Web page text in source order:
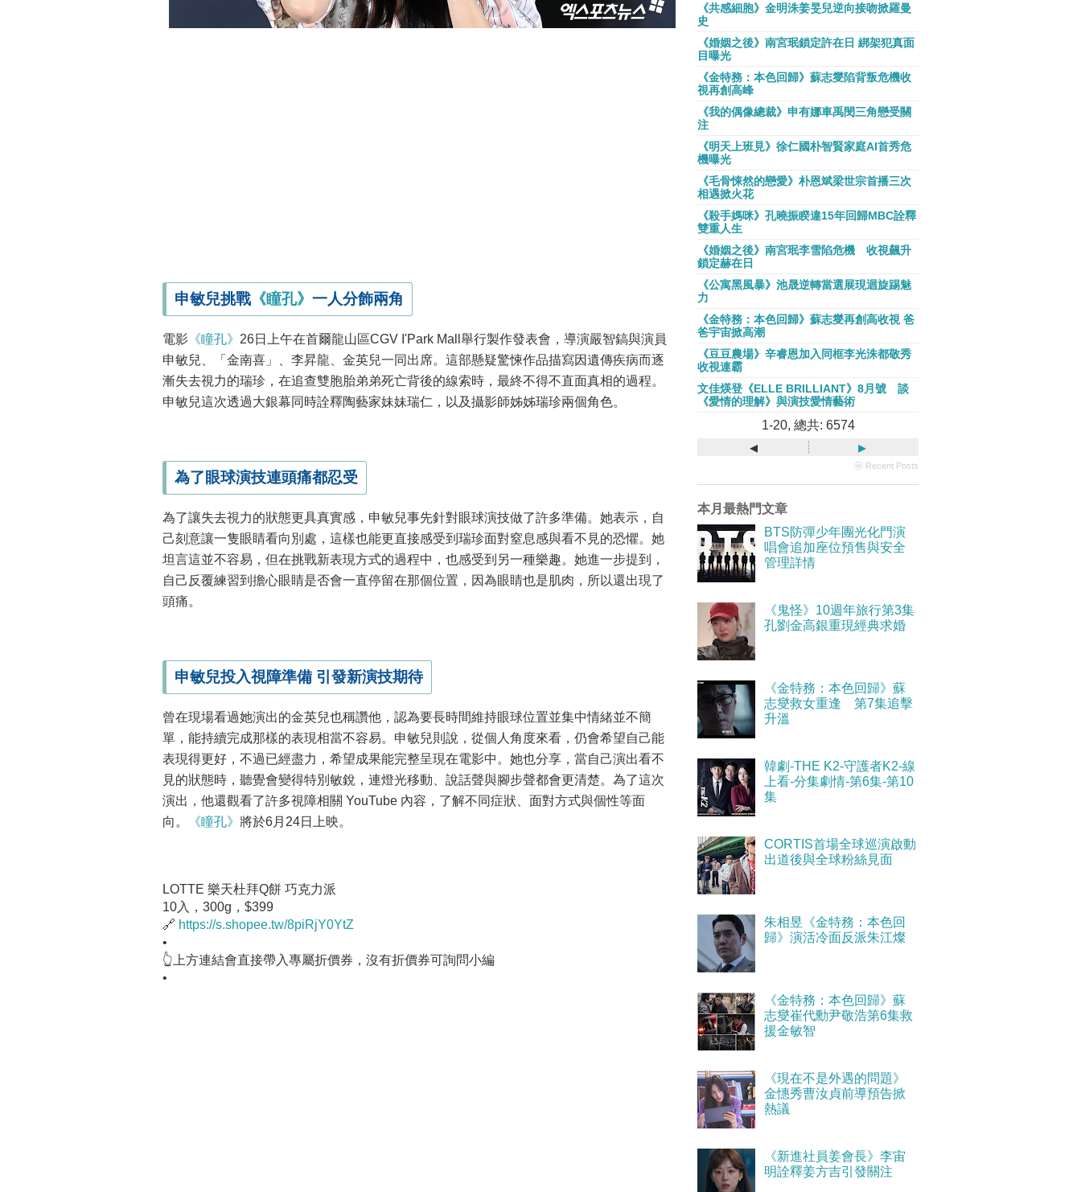
申敏兒挑戰 《瞳孔》 一人分飾兩角
電影 《瞳孔》 26日上午在首爾龍山區CGV I'Park Mall舉行製作發表會，導演嚴智鎬與演員
申敏兒、「金南喜」、李昇龍、金英兒一同出席。這部懸疑驚悚作品描寫因遺傳疾病而逐
漸失去視力的瑞珍，在追查雙胞胎弟弟死亡背後的線索時，最終不得不直面真相的過程。
申敏兒這次透過大銀幕同時詮釋陶藝家妹妹瑞仁，以及攝影師姊姊瑞珍兩個角色。
為了眼球演技連頭痛都忍受
為了讓失去視力的狀態更具真實感，申敏兒事先針對眼球演技做了許多準備。她表示，自
己刻意讓一隻眼睛看向別處，這樣也能更直接感受到瑞珍面對窒息感與看不見的恐懼。她
坦言這並不容易，但在挑戰新表現方式的過程中，也感受到另一種樂趣。她進一步提到，
自己反覆練習到擔心眼睛是否會一直停留在那個位置，因為眼睛也是肌肉，所以還出現了
頭痛。
申敏兒投入視障準備 引發新演技期待
曾在現場看過她演出的金英兒也稱讚他，認為要長時間維持眼球位置並集中情緒並不簡
單，能持續完成那樣的表現相當不容易。申敏兒則說，從個人角度來看，仍會希望自己能
表現得更好，不過已經盡力，希望成果能完整呈現在電影中。她也分享，當自己演出看不
見的狀態時，聽覺會變得特別敏銳，連燈光移動、說話聲與腳步聲都會更清楚。為了這次
演出，他還觀看了許多視障相關 YouTube 內容，了解不同症狀、面對方式與個性等面
向。
《瞳孔》 將於6月24日上映。
LOTTE 樂天杜拜Q餅 巧克力派
10入，300g，$399
🔗 https://s.shopee.tw/8piRjY0YtZ
•
👆上方連結會直接帶入專屬折價券，沒有折價券可詢問小編
•
《共感細胞》金明洙姜旻兒逆向接吻掀羅曼
史
《婚姻之後》南宮珉鎖定許在日 綁架犯真面
目曝光
《金特務：本色回歸》蘇志燮陷背叛危機收
視再創高峰
《我的偶像總裁》申有娜車禹閔三角戀受關
注
《明天上班見》徐仁國朴智賢家庭AI首秀危
機曝光
《毛骨悚然的戀愛》朴恩斌梁世宗首播三次
相遇掀火花
《殺手媽咪》孔曉振睽違15年回歸MBC詮釋
雙重人生
《婚姻之後》南宮珉李雪陷危機 收視飆升
鎖定赫在日
《公寓黑風暴》池晟逆轉當選展現迴旋踢魅
力
《金特務：本色回歸》蘇志燮再創高收視 爸
爸宇宙掀高潮
《豆豆農場》辛睿恩加入同框李光洙都敬秀
收視連霸
文佳煐登《ELLE BRILLIANT》8月號 談
《愛情的理解》與演技愛情藝術
1-20, 總共: 6574
◂ ▸
ⓦ Recent Posts
本月最熱門文章
BTS防彈少年團光化門演
唱會追加座位預售與安全
管理詳情
《鬼怪》10週年旅行第3集
孔劉金高銀重現經典求婚
《金特務：本色回歸》蘇
志燮救女重逢 第7集追擊
升溫
韓劇-THE K2-守護者K2-線
上看-分集劇情-第6集-第10
集
CORTIS首場全球巡演啟動
出道後與全球粉絲見面
朱相昱《金特務：本色回
歸》演活冷面反派朱江燦
《金特務：本色回歸》蘇
志燮崔代勳尹敬浩第6集救
援金敏智
《現在不是外遇的問題》
金憓秀曹汝貞前導預告掀
熱議
《新進社員姜會長》李宙
明詮釋姜方吉引發關注